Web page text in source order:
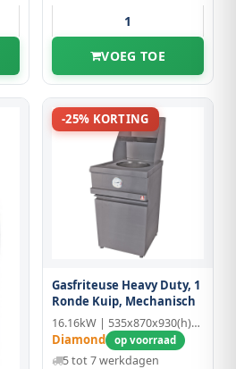
VOEG TOE
-25% KORTING
Gasfriteuse Heavy Duty, 1
Ronde Kuip, Mechanisch
16.16kW | 535x870x930(h)mm
Diamond op voorraad
5 tot 7 werkdagen